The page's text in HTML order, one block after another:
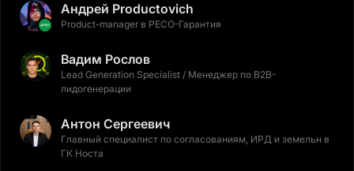
Андрей Productovich
Product-manager в РЕСО-Гарантия
Вадим Рослов
Lead Generation Specialist / Менеджер по B2B-
лидогенерации
Антон Сергеевич
Главный специалист по согласованиям, ИРД и земельн в
ГК Носта